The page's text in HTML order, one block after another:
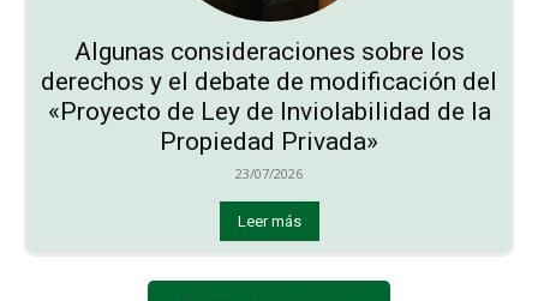
Algunas consideraciones sobre los
derechos y el debate de modificación del
«Proyecto de Ley de Inviolabilidad de la
Propiedad Privada»
23/07/2026
Leer más